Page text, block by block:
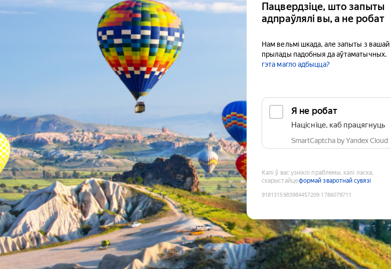
Пацвердзіце, што запыты
адпраўлялі вы, а не робат
Нам вельмі шкада, але запыты з вашай
прылады падобныя да аўтаматычных.
гэта магло адбыцца?
Я не робат
Націсніце, каб працягнуць
SmartCaptcha by Yandex Cloud
Калі ў вас узніклі праблемы, калі ласка,
скарыстайцеформай зваротнай сувязі
9181315983984457209:1786079711